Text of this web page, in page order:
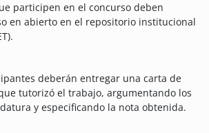
participen en el concurso deben
en abierto en el repositorio institucional
deberán entregar una carta de
tutorizó el trabajo, argumentando los
y especificando la nota obtenida.